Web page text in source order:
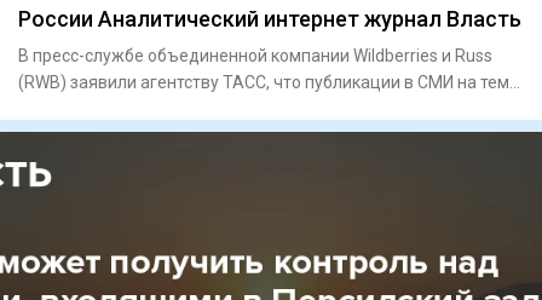
России Аналитический интернет журнал Власть
В пресс-службе объединенной компании Wildberries и Russ
(RWB) заявили агентству ТАСС, что публикации в СМИ на тему